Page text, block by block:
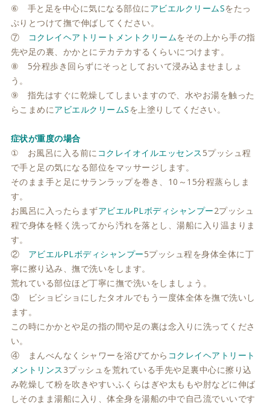
⑥ 手と足を中心に気になる部位に アビエルクリームSをたっ
ぷりとつけて撫で伸ばしてください。
⑦
コクレイヘアトリートメントクリームをその上から手の指
先や足の裏、かかとにテカテカするくらいにつけます。
⑧ 5分程歩き回らずにそっとしておいて浸み込ませましょ
う。
⑨ 指先はすぐに乾燥してしまいますので、水やお湯を触った
らこまめにアビエルクリームSを上塗りしてください。
症状が重度の場合
① お風呂に入る前に コクレイオイルエッセンス 5プッシュ程
で手と足の気になる部位をマッサージします。
そのまま手と足にサランラップを巻き、10～15分程蒸らしま
す。
お風呂に入ったらまずアビエルPLボディシャンプー2プッシュ
程で身体を軽く洗ってから汚れを落とし、湯船に入り温まりま
す。
② アビエルPLボディシャンプー5プッシュ程を身体全体に丁
寧に擦り込み、撫で洗いをします。
荒れている部位ほど丁寧に撫で洗いをしましょう。
③ ビショビショにしたタオルでもう一度体全体を撫で洗いし
ます。
この時にかかとや足の指の間や足の裏は念入りに洗ってくださ
い。
④ まんべんなくシャワーを浴びてから コクレイヘアトリート
メントリンス 3プッシュを荒れている手先や足裏中心に擦り込
み乾燥して粉を吹きやすいふくらはぎや太ももや肘などに伸ば
しそのまま湯船に入り、体全身を湯船の中で自己流でいいです